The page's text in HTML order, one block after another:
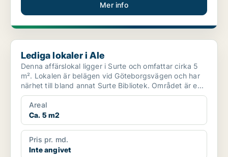
Mer info
Lediga lokaler i Ale
Lediga lokaler i Ale
Denna affärslokal ligger i Surte och omfattar cirka 5
m². Lokalen är belägen vid Göteborgsvägen och har
närhet till bland annat Surte Bibliotek. Området är e...
Areal
Ca. 5 m2
Pris pr. md.
Inte angivet